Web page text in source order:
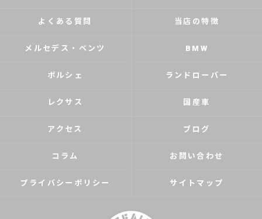
よくある質問 当店の特徴
メルセデス・ベンツ BMW
ポルシェ ランドローバー
レクサス 国産車
アクセス ブログ
コラム お問い合わせ
プライバシーポリシー サイトマップ